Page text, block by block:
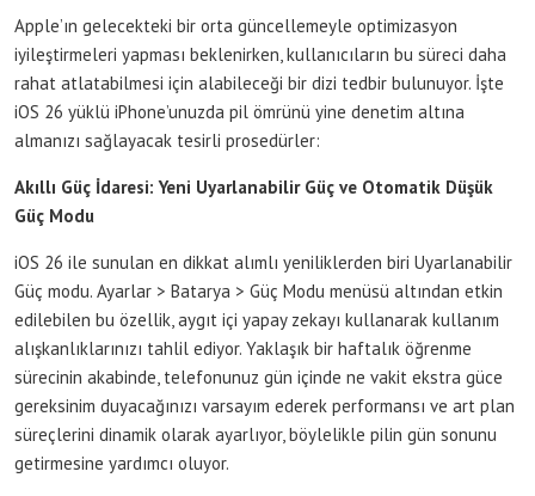
Apple’ın gelecekteki bir orta güncellemeyle optimizasyon
iyileştirmeleri yapması beklenirken, kullanıcıların bu süreci daha
rahat atlatabilmesi için alabileceği bir dizi tedbir bulunuyor. İşte
iOS 26 yüklü iPhone’unuzda pil ömrünü yine denetim altına
almanızı sağlayacak tesirli prosedürler:
Akıllı Güç İdaresi: Yeni Uyarlanabilir Güç ve Otomatik Düşük
Güç Modu
iOS 26 ile sunulan en dikkat alımlı yeniliklerden biri Uyarlanabilir
Güç modu. Ayarlar > Batarya > Güç Modu menüsü altından etkin
edilebilen bu özellik, aygıt içi yapay zekayı kullanarak kullanım
alışkanlıklarınızı tahlil ediyor. Yaklaşık bir haftalık öğrenme
sürecinin akabinde, telefonunuz gün içinde ne vakit ekstra güce
gereksinim duyacağınızı varsayım ederek performansı ve art plan
süreçlerini dinamik olarak ayarlıyor, böylelikle pilin gün sonunu
getirmesine yardımcı oluyor.